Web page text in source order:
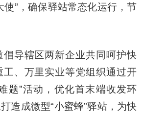
使”，确保驿站常态化运行，节
导辖区两新企业共同呵护快
工、万里实业等党组织通过开
题”活动，优化首末端收发环
造成微型“小蜜蜂”驿站，为快